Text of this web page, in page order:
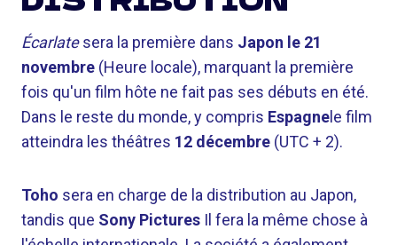
Écarlatesera la première dans Japon le 21
novembre (Heure locale), marquant la première
fois qu'un film hôte ne fait pas ses débuts en été.
Dans le reste du monde, y compris Espagne le film
atteindra les théâtres 12 décembre (UTC + 2).
Toho sera en charge de la distribution au Japon,
tandis que Sony Pictures Il fera la même chose à